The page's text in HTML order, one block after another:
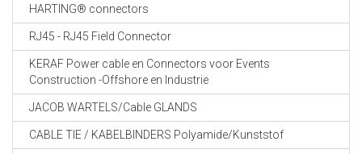
HARTING® connectors
RJ45 - RJ45 Field Connector
KERAF Power cable en Connectors voor Events
Construction -Offshore en Industrie
JACOB WARTELS/Cable GLANDS
CABLE TIE / KABELBINDERS Polyamide/Kunststof